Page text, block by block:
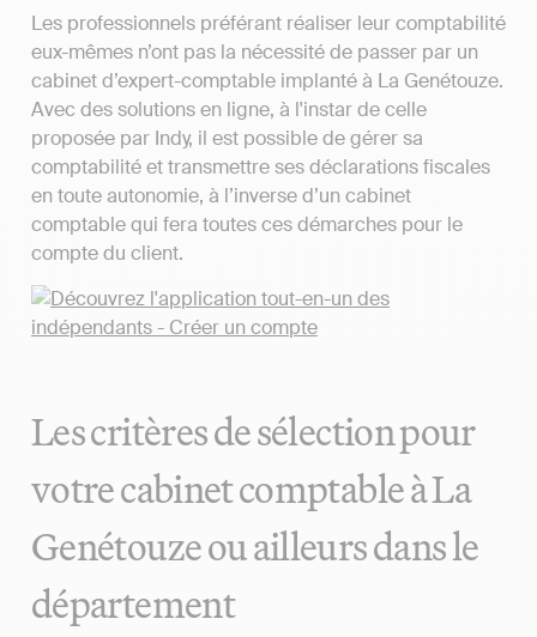
Les professionnels préférant réaliser leur comptabilité
eux-mêmes n’ont pas la nécessité de passer par un
cabinet d’expert-comptable implanté à La Genétouze.
Avec des solutions en ligne, à l'instar de celle
proposée par Indy, il est possible de gérer sa
comptabilité et transmettre ses déclarations fiscales
en toute autonomie, à l’inverse d’un cabinet
comptable qui fera toutes ces démarches pour le
compte du client.
Les critères de sélection pour
votre cabinet comptable à La
Genétouze ou ailleurs dans le
département